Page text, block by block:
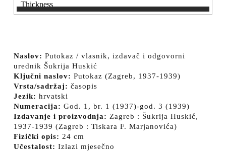
Naslov: Putokaz / vlasnik, izdavač i odgovorni
urednik Šukrija Huskić
Ključni naslov: Putokaz (Zagreb, 1937-1939)
Vrsta/sadržaj: časopis
Jezik: hrvatski
Numeracija: God. 1, br. 1 (1937)-god. 3 (1939)
Izdavanje i proizvodnja: Zagreb : Šukrija Huskić,
1937-1939 (Zagreb : Tiskara F. Marjanovića)
Fizički opis: 24 cm
Učestalost: Izlazi mjesečno